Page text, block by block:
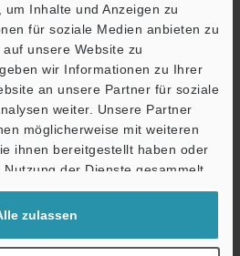
Inhalte und Anzeigen zu
für soziale Medien anbieten zu
unsere Website zu
wir Informationen zu Ihrer
an unsere Partner für soziale
weiter. Unsere Partner
möglicherweise mit weiteren
ihnen bereitgestellt haben oder
der Dienste gesammelt
zulassen